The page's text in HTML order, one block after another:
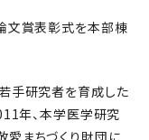
文賞表彰式を本部棟
手研究者を育成した
年、本学医学研究
まちづくり財団に